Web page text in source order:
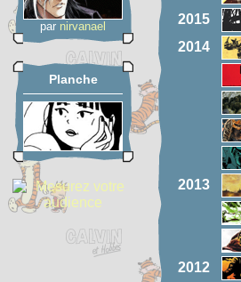
par nirvanael
Planche
2015
2014
2013
2012